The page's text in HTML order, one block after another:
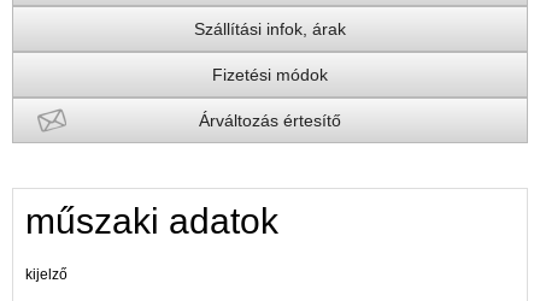
Szállítási infok, árak
Fizetési módok
Árváltozás értesítő
műszaki adatok
kijelző